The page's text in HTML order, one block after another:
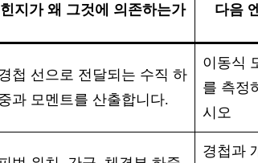
힌지가 왜 그것에 의존하는가 다음
첩 선으로 전달되는 수직 하
과 모멘트를 산출합니다.
이동식
를 측정
시오
경첩과